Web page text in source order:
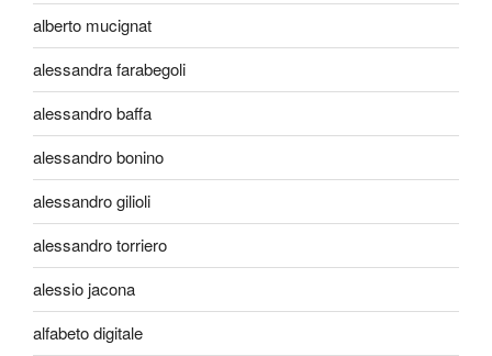
alberto mucignat
alessandra farabegoli
alessandro baffa
alessandro bonino
alessandro gilioli
alessandro torriero
alessio jacona
alfabeto digitale